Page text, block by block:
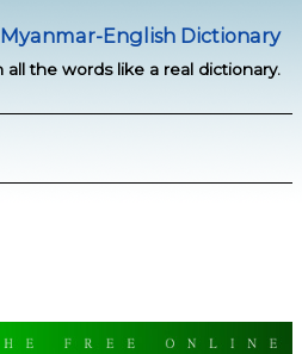
English Dictionary
all the words like a real dictionary.